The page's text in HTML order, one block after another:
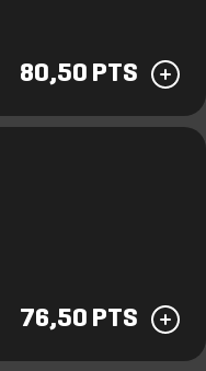
80,50 PTS
76,50 PTS